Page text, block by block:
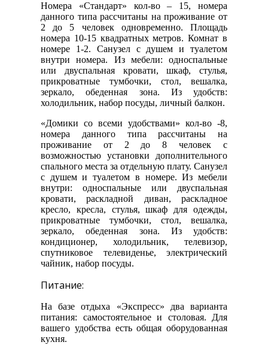
Номера «Стандарт» кол-во – 15, номера
данного типа рассчитаны на проживание от
2 до 5 человек одновременно. Площадь
номера 10-15 квадратных метров. Комнат в
номере 1-2. Санузел с душем и туалетом
внутри номера. Из мебели: односпальные
или двуспальная кровати, шкаф, стулья,
прикроватные тумбочки, стол, вешалка,
зеркало, обеденная зона. Из удобств:
холодильник, набор посуды, личный балкон.
«Домики со всеми удобствами» кол-во -8,
номера данного типа рассчитаны на
проживание от 2 до 8 человек с
возможностью установки дополнительного
спального места за отдельную плату. Санузел
с душем и туалетом в номере. Из мебели
внутри: односпальные или двуспальная
кровати, раскладной диван, раскладное
кресло, кресла, стулья, шкаф для одежды,
прикроватные тумбочки, стол, вешалка,
зеркало, обеденная зона. Из удобств:
кондиционер, холодильник, телевизор,
спутниковое телевиденье, электрический
чайник, набор посуды.
Питание:
На базе отдыха «Экспресс» два варианта
питания: самостоятельное и столовая. Для
вашего удобства есть общая оборудованная
кухня.